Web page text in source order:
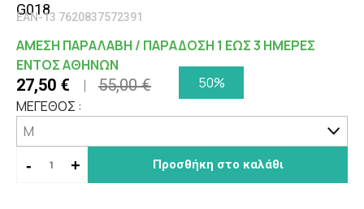
G018
EAN-13 7620837572391
ΑΜΕΣΗ ΠΑΡΑΛΑΒΗ / ΠΑΡΑΔΟΣΗ 1 ΕΩΣ 3 ΗΜΕΡΕΣ
ΕΝΤΟΣ ΑΘΗΝΩΝ
27,50 € 55,00 €
50%
ΜΕΓΕΘΟΣ :
- + Προσθήκη στο καλάθι